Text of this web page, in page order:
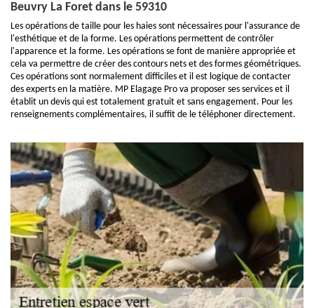
Beuvry La Foret dans le 59310
Les opérations de taille pour les haies sont nécessaires pour l'assurance de
l'esthétique et de la forme. Les opérations permettent de contrôler
l'apparence et la forme. Les opérations se font de manière appropriée et
cela va permettre de créer des contours nets et des formes géométriques.
Ces opérations sont normalement difficiles et il est logique de contacter
des experts en la matière. MP Elagage Pro va proposer ses services et il
établit un devis qui est totalement gratuit et sans engagement. Pour les
renseignements complémentaires, il suffit de le téléphoner directement.